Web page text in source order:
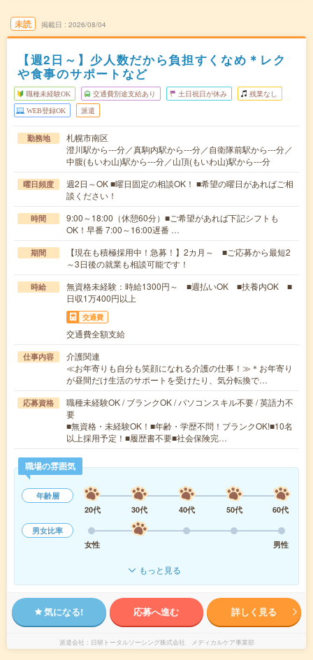
未読 掲載日 2026/08/04
【週2日～】少人数だから負担すくなめ＊レク
や食事のサポートなど
職種未経験OK 交通費別途支給あり 土日祝日が休み 残業なし
WEB登録OK 派遣
勤務地
札幌市南区
澄川駅から---分／真駒内駅から---分／自衛隊前駅から---分／
中腹(もいわ山)駅から---分／山頂(もいわ山)駅から---分
曜日頻度
週2日～OK ■曜日固定の相談OK！ ■希望の曜日があればご相
談ください！
時間
9:00～18:00（休憩60分）■ご希望があれば下記シフトも
OK！早番 7:00～16:00遅番 …
期間
【現在も積極採用中！急募！】2カ月～ ■ご応募から最短2
～3日後の就業も相談可能です！
時給
無資格未経験：時給1300円～ ■週払いOK ■扶養内OK ■
日収1万400円以上
交通費
交通費全額支給
仕事内容
介護関連
≪お年寄りも自分も笑顔になれる介護の仕事！≫＊お年寄り
が昼間だけ生活のサポートを受けたり、気分転換で…
応募資格
職種未経験OK / ブランクOK / パソコンスキル不要 / 英語力不
要
■無資格・未経験OK！■年齢・学歴不問！ブランクOK!■10名
以上採用予定！■履歴書不要■社会保険完…
職場の雰囲気
年齢層
20代
30代 40代 50代
60代
男女比率
女性
男性
もっと見る
気になる! 応募へ進む 詳しく見る
派遣会社 日研トータルソーシング株式会社 メディカルケア事業部